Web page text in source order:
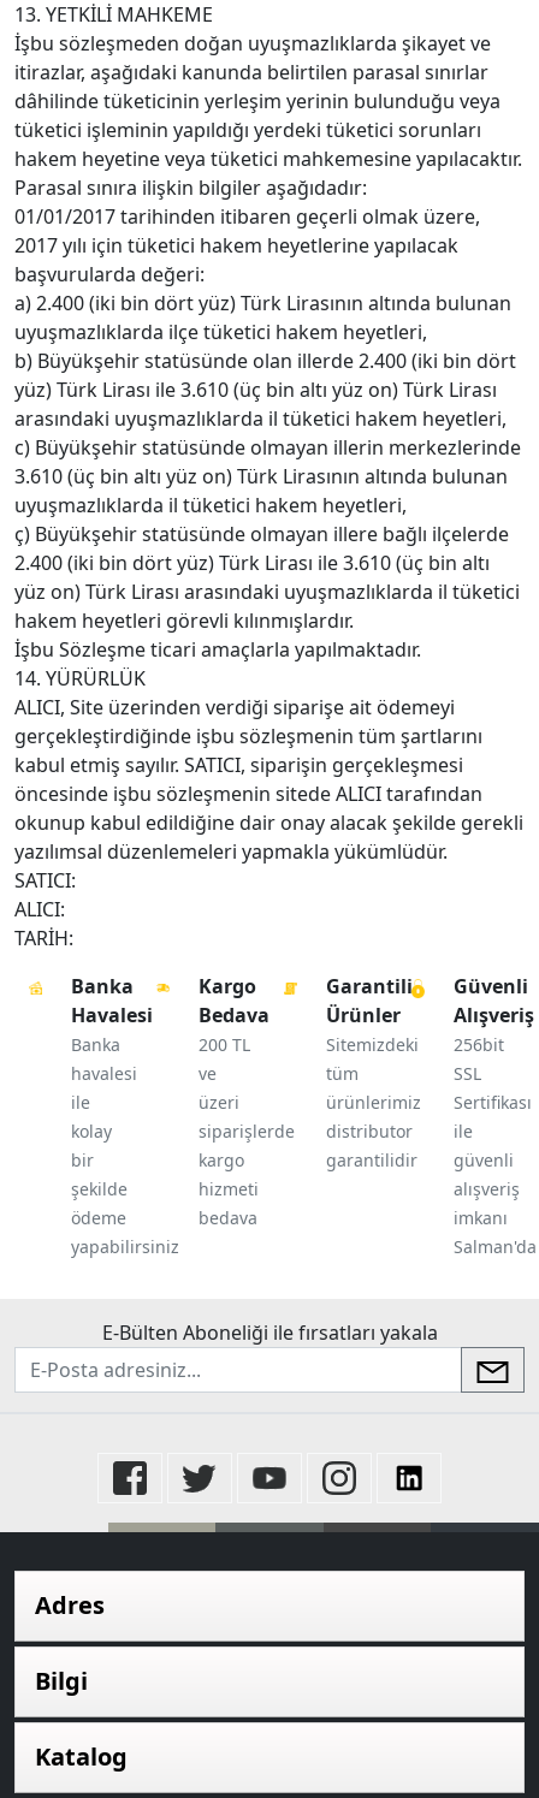
13. YETKİLİ MAHKEME
İşbu sözleşmeden doğan uyuşmazlıklarda şikayet ve
itirazlar, aşağıdaki kanunda belirtilen parasal sınırlar
dâhilinde tüketicinin yerleşim yerinin bulunduğu veya
tüketici işleminin yapıldığı yerdeki tüketici sorunları
hakem heyetine veya tüketici mahkemesine yapılacaktır.
Parasal sınıra ilişkin bilgiler aşağıdadır:
01/01/2017 tarihinden itibaren geçerli olmak üzere,
2017 yılı için tüketici hakem heyetlerine yapılacak
başvurularda değeri:
a) 2.400 (iki bin dört yüz) Türk Lirasının altında bulunan
uyuşmazlıklarda ilçe tüketici hakem heyetleri,
b) Büyükşehir statüsünde olan illerde 2.400 (iki bin dört
yüz) Türk Lirası ile 3.610 (üç bin altı yüz on) Türk Lirası
arasındaki uyuşmazlıklarda il tüketici hakem heyetleri,
c) Büyükşehir statüsünde olmayan illerin merkezlerinde
3.610 (üç bin altı yüz on) Türk Lirasının altında bulunan
uyuşmazlıklarda il tüketici hakem heyetleri,
ç) Büyükşehir statüsünde olmayan illere bağlı ilçelerde
2.400 (iki bin dört yüz) Türk Lirası ile 3.610 (üç bin altı
yüz on) Türk Lirası arasındaki uyuşmazlıklarda il tüketici
hakem heyetleri görevli kılınmışlardır.
İşbu Sözleşme ticari amaçlarla yapılmaktadır.
14. YÜRÜRLÜK
ALICI, Site üzerinden verdiği siparişe ait ödemeyi
gerçekleştirdiğinde işbu sözleşmenin tüm şartlarını
kabul etmiş sayılır. SATICI, siparişin gerçekleşmesi
öncesinde işbu sözleşmenin sitede ALICI tarafından
okunup kabul edildiğine dair onay alacak şekilde gerekli
yazılımsal düzenlemeleri yapmakla yükümlüdür.
SATICI:
ALICI:
TARİH:
Banka
Havalesi
Banka
havalesi
ile
kolay
bir
şekilde
ödeme
yapabilirsiniz
Kargo
Bedava
200 TL
ve
üzeri
siparişlerde
kargo
hizmeti
bedava
Garantili
Ürünler
Sitemizdeki
tüm
ürünlerimiz
distributor
garantilidir
Güvenli
Alışveriş
256bit
SSL
Sertifikası
ile
güvenli
alışveriş
imkanı
Salman'da
E-Bülten Aboneliği ile fırsatları yakala
newsletter
Adres
Bilgi
Katalog